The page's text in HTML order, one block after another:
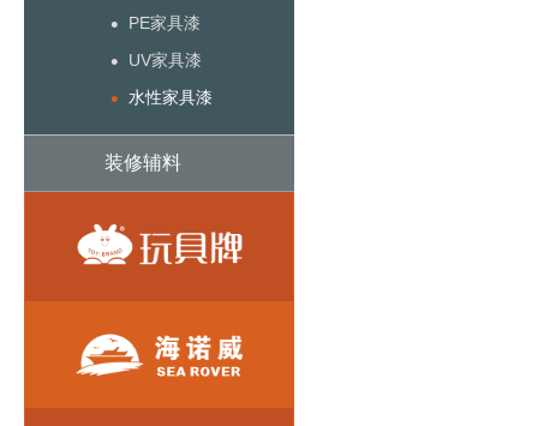
• PE家具漆
• UV家具漆
• 水性家具漆
装修辅料